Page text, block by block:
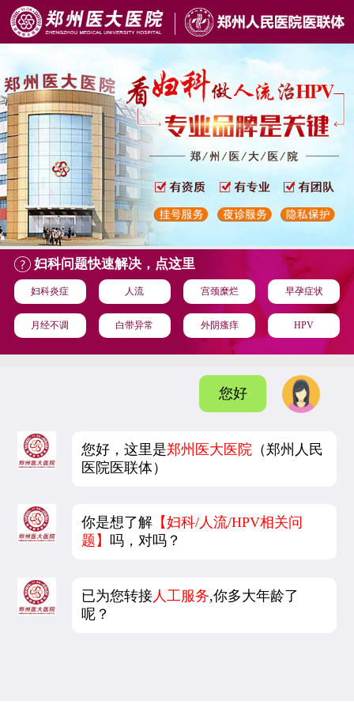
妇科问题快速解决，点这里
妇科炎症 人流 宫颈糜烂 早孕症状
月经不调 白带异常 外阴瘙痒 HPV
您好
您好，这里是郑州医大医院 （郑州人民
医院医联体）
你是想了解 【妇科/人流/HPV相关问
题】吗，对吗？
已为您转接 人工服务,你多大年龄了
呢？